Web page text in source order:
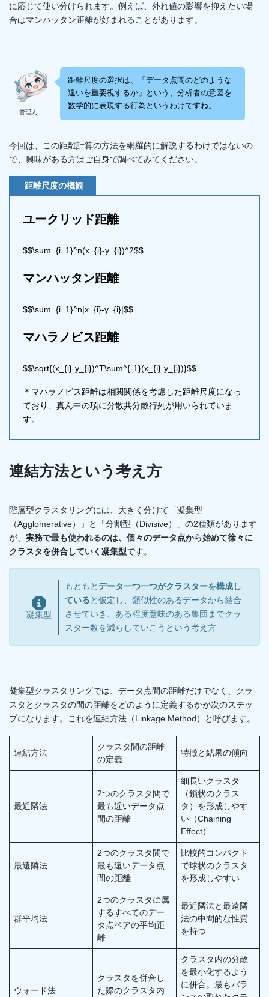
に応じて使い分けられます。例えば、外れ値の影響を抑えたい場
合はマンハッタン距離が好まれることがあります。
管理人
距離尺度の選択は、「データ点間のどのような
違いを重要視するか」という、分析者の意図を
数学的に表現する行為というわけですね。
今回は、この距離計算の方法を網羅的に解説するわけではないの
で、興味がある方はご自身で調べてみてください。
距離尺度の概観
ユークリッド距離
$$\sum_{i=1}^n(x_{i}-y_{i})^2$$
マンハッタン距離
$$\sum_{i=1}^n|x_{i}-y_{i}|$$
マハラノビス距離
$$\sqrt{(x_{i}-y_{i})^T\sum^{-1}(x_{i}-y_{i})}$$
＊マハラノビス距離は相関関係を考慮した距離尺度になっ
ており、真ん中の項に分散共分散行列が用いられていま
す。
連結方法という考え方
階層型クラスタリングには、大きく分けて「凝集型
（Agglomerative）」と「分割型（Divisive）」の2種類があります
が、 実務で最も使われるのは、個々のデータ点から始めて徐々に
クラスタを併合していく凝集型です。
凝集型
もともとデータ一つ一つがクラスターを構成し
ていると仮定し、類似性のあるデータから結合
させていき、ある程度意味のある集団までクラ
スター数を減らしていこうという考え方
凝集型クラスタリングでは、データ点間の距離だけでなく、クラ
スタとクラスタの間の距離をどのように定義するかが次のステッ
プになります。これを連結方法（Linkage Method）と呼びます。
連結方法
クラスタ間の距離
の定義
特徴と結果の傾向
最近隣法
2つのクラスタ間で
最も近いデータ点
間の距離
細長いクラスタ
（鎖状のクラス
タ）を形成しやす
い（Chaining
Effect）
最遠隣法
2つのクラスタ間で
最も遠いデータ点
間の距離
比較的コンパクト
で球状のクラスタ
を形成しやすい
群平均法
2つのクラスタに属
するすべてのデー
タ点ペアの平均距
離
最近隣法と最遠隣
法の中間的な性質
を持つ
ウォード法
クラスタを併合し
た際のクラスタ内
クラスタ内の分散
を最小化するよう
に併合。最もバラ